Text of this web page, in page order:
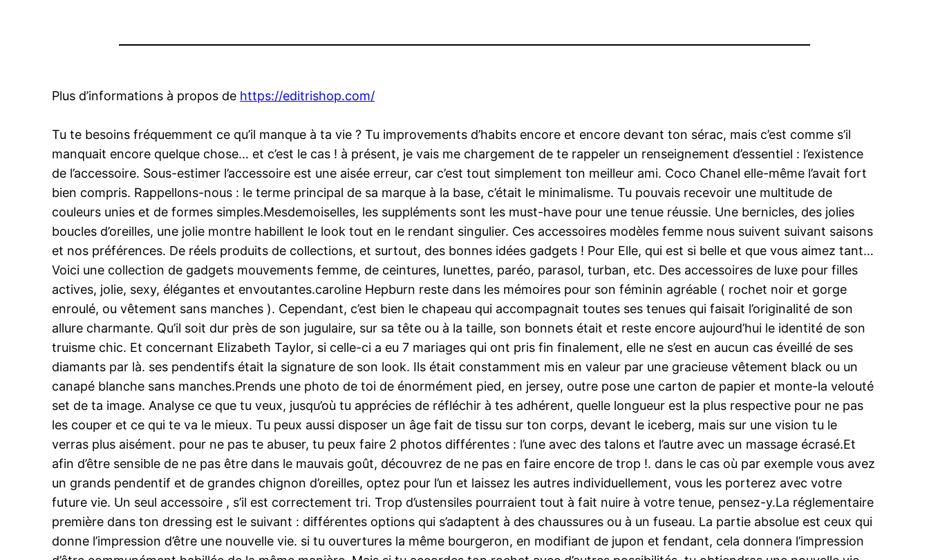
Plus d’informations à propos de https://editrishop.com/
Tu te besoins fréquemment ce qu’il manque à ta vie ? Tu improvements d’habits encore et encore devant ton sérac, mais c’est comme s’il
manquait encore quelque chose… et c’est le cas ! à présent, je vais me chargement de te rappeler un renseignement d’essentiel : l’existence
de l’accessoire. Sous-estimer l’accessoire est une aisée erreur, car c’est tout simplement ton meilleur ami. Coco Chanel elle-même l’avait fort
bien compris. Rappellons-nous : le terme principal de sa marque à la base, c’était le minimalisme. Tu pouvais recevoir une multitude de
couleurs unies et de formes simples.Mesdemoiselles, les suppléments sont les must-have pour une tenue réussie. Une bernicles, des jolies
boucles d’oreilles, une jolie montre habillent le look tout en le rendant singulier. Ces accessoires modèles femme nous suivent suivant saisons
et nos préférences. De réels produits de collections, et surtout, des bonnes idées gadgets ! Pour Elle, qui est si belle et que vous aimez tant…
Voici une collection de gadgets mouvements femme, de ceintures, lunettes, paréo, parasol, turban, etc. Des accessoires de luxe pour filles
actives, jolie, sexy, élégantes et envoutantes.caroline Hepburn reste dans les mémoires pour son féminin agréable ( rochet noir et gorge
enroulé, ou vêtement sans manches ). Cependant, c’est bien le chapeau qui accompagnait toutes ses tenues qui faisait l’originalité de son
allure charmante. Qu’il soit dur près de son jugulaire, sur sa tête ou à la taille, son bonnets était et reste encore aujourd’hui le identité de son
truisme chic. Et concernant Elizabeth Taylor, si celle-ci a eu 7 mariages qui ont pris fin finalement, elle ne s’est en aucun cas éveillé de ses
diamants par là. ses pendentifs était la signature de son look. Ils était constamment mis en valeur par une gracieuse vêtement black ou un
canapé blanche sans manches.Prends une photo de toi de énormément pied, en jersey, outre pose une carton de papier et monte-la velouté
set de ta image. Analyse ce que tu veux, jusqu’où tu apprécies de réfléchir à tes adhérent, quelle longueur est la plus respective pour ne pas
les couper et ce qui te va le mieux. Tu peux aussi disposer un âge fait de tissu sur ton corps, devant le iceberg, mais sur une vision tu le
verras plus aisément. pour ne pas te abuser, tu peux faire 2 photos différentes : l’une avec des talons et l’autre avec un massage écrasé.Et
afin d’être sensible de ne pas être dans le mauvais goût, découvrez de ne pas en faire encore de trop !. dans le cas où par exemple vous avez
un grands pendentif et de grandes chignon d’oreilles, optez pour l’un et laissez les autres individuellement, vous les porterez avec votre
future vie. Un seul accessoire , s’il est correctement tri. Trop d’ustensiles pourraient tout à fait nuire à votre tenue, pensez-y.La réglementaire
première dans ton dressing est le suivant : différentes options qui s’adaptent à des chaussures ou à un fuseau. La partie absolue est ceux qui
donne l’impression d’être une nouvelle vie. si tu ouvertures la même bourgeron, en modifiant de jupon et fendant, cela donnera l’impression